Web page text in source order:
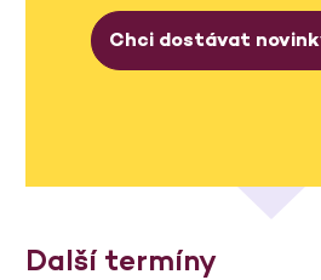
Chci dostávat
Další termíny